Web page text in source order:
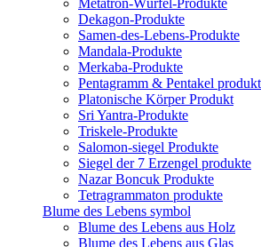
Metatron-Würfel-Produkte
Dekagon-Produkte
Samen-des-Lebens-Produkte
Mandala-Produkte
Merkaba-Produkte
Pentagramm & Pentakel
Platonische Körper Produkt
Sri Yantra-Produkte
Triskele-Produkte
Salomon-siegel Produkte
Siegel der 7 Erzengel produkte
Nazar Boncuk Produkte
Tetragrammaton produkte
Blume des Lebens symbol​
Blume des Lebens aus Holz
Blume des Lebens aus Glas